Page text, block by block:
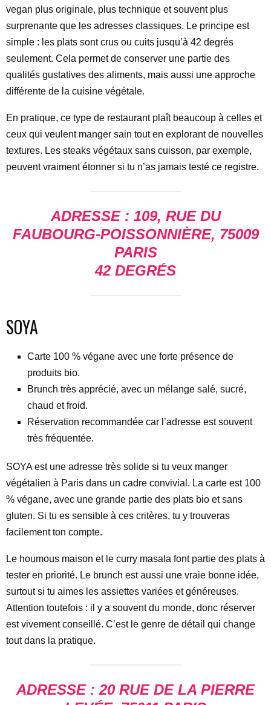
vegan plus originale, plus technique et souvent plus
surprenante que les adresses classiques. Le principe est
simple : les plats sont crus ou cuits jusqu’à 42 degrés
seulement. Cela permet de conserver une partie des
qualités gustatives des aliments, mais aussi une approche
différente de la cuisine végétale.
En pratique, ce type de restaurant plaît beaucoup à celles et
ceux qui veulent manger sain tout en explorant de nouvelles
textures. Les steaks végétaux sans cuisson, par exemple,
peuvent vraiment étonner si tu n’as jamais testé ce registre.
ADRESSE : 109, RUE DU
FAUBOURG-POISSONNIÈRE, 75009
PARIS
42 DEGRÉS
SOYA
Carte 100 % végane avec une forte présence de
produits bio.
Brunch très apprécié, avec un mélange salé, sucré,
chaud et froid.
Réservation recommandée car l’adresse est souvent
très fréquentée.
SOYA est une adresse très solide si tu veux manger
végétalien à Paris dans un cadre convivial. La carte est 100
% végane, avec une grande partie des plats bio et sans
gluten. Si tu es sensible à ces critères, tu y trouveras
facilement ton compte.
Le houmous maison et le curry masala font partie des plats à
tester en priorité. Le brunch est aussi une vraie bonne idée,
surtout si tu aimes les assiettes variées et généreuses.
Attention toutefois : il y a souvent du monde, donc réserver
est vivement conseillé. C’est le genre de détail qui change
tout dans la pratique.
ADRESSE : 20 RUE DE LA PIERRE